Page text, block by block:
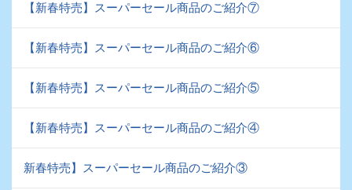
【新春特売】スーパーセール商品のご紹介⑦
【新春特売】スーパーセール商品のご紹介⑥
【新春特売】スーパーセール商品のご紹介⑤
【新春特売】スーパーセール商品のご紹介④
新春特売】スーパーセール商品のご紹介③